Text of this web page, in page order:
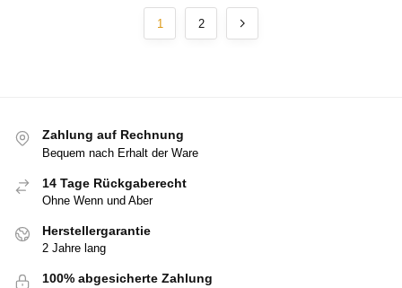
1 2
Zahlung auf Rechnung
Bequem nach Erhalt der Ware
14 Tage Rückgaberecht
Ohne Wenn und Aber
Herstellergarantie
2 Jahre lang
100% abgesicherte Zahlung